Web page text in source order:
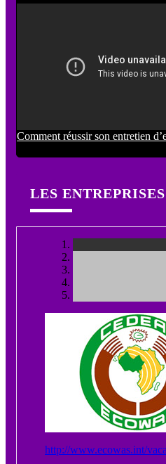
Comment réussir son entretien
LES
http://www.ecowas.int/